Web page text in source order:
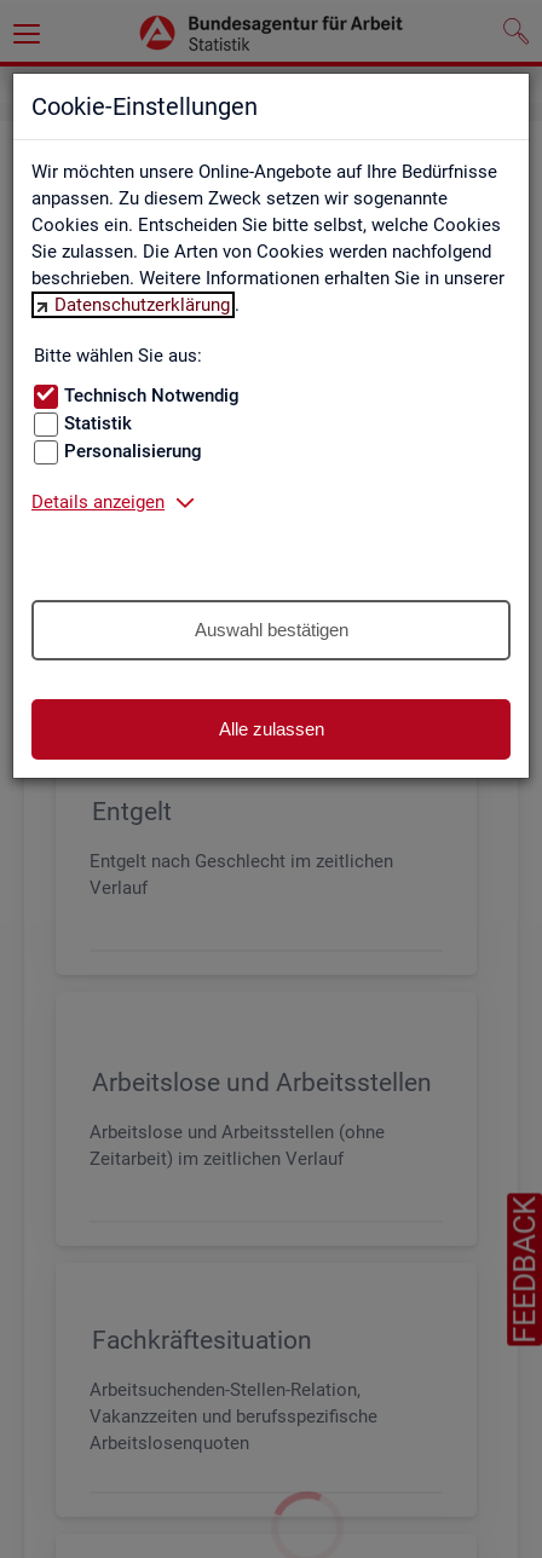
Cookie-Einstellungen
Wir möchten unsere Online-Angebote auf Ihre Bedürfnisse
anpassen. Zu diesem Zweck setzen wir sogenannte
Cookies ein. Entscheiden Sie bitte selbst, welche Cookies
Sie zulassen. Die Arten von Cookies werden nachfolgend
beschrieben. Weitere Informationen erhalten Sie in unserer
Datenschutzerklärung .
Bitte wählen Sie aus:
Technisch Notwendig
Statistik
Personalisierung
Details anzeigen
Auswahl bestätigen
Alle zulassen
Be­ru­fe auf einen Blick
Die Dia­gram­me und Ta­bel­len wer­den jähr­lich ak­tua­li­siert und
ent­hal­ten In­for­ma­tio­nen zu den The­men Be­schäf­ti­gung, Ent­
gelt, Ar­beits­lo­sig­keit, ge­mel­de­te Ar­beits­stel­len und Fach­kräf­
te­be­darf aller Be­ru­fe sowie der MINT- und In­ge­nieur­be­ru­fe dif­
fe­ren­ziert nach dem An­for­de­rungs­ni­veau (z.B. Fach­kräf­te) für
Deutsch­land, Län­der und Agen­tur­be­zir­ke
Bitte wäh­len Sie ein Thema aus
Arbeitszeit und Anforderungsniveau, sowie
den wichtigsten Branchen
Entgelt
Entgelt nach Geschlecht im zeitlichen
Verlauf
Arbeitslose und Arbeitsstellen
Arbeitslose und Arbeitsstellen (ohne
Zeitarbeit) im zeitlichen Verlauf
Fachkräftesituation
Arbeitsuchenden-Stellen-Relation,
Vakanzzeiten und berufsspezifische
Arbeitslosenquoten
FEEDBACK